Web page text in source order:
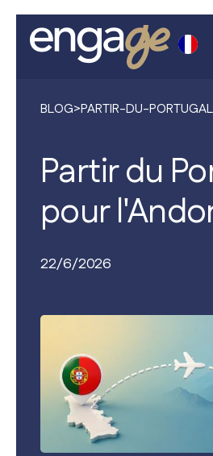
BLOG>PARTIR-DU-
Partir du
pour
22/6/2026